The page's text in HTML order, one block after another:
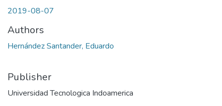
2019-08-07
Authors
Hernández Santander, Eduardo
Publisher
Universidad Tecnologica Indoamerica